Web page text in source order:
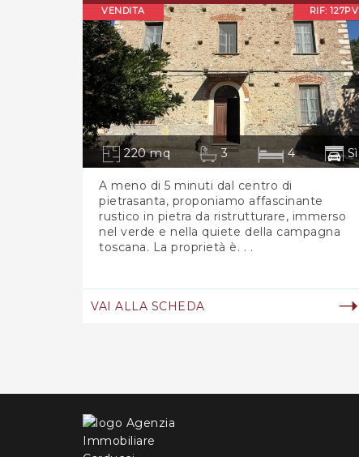
VENDITA RIF: 127PV
220 mq 3 4 Sì
A meno di 5 minuti dal centro di
pietrasanta, proponiamo affascinante
rustico in pietra da ristrutturare, immerso
nel verde e nella quiete della campagna
toscana. La proprietà è. . .
VAI ALLA SCHEDA